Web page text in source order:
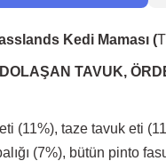
Kedi Maması (
TAVUK,
(11%), taze tavuk eti
(7%), bütün pinto